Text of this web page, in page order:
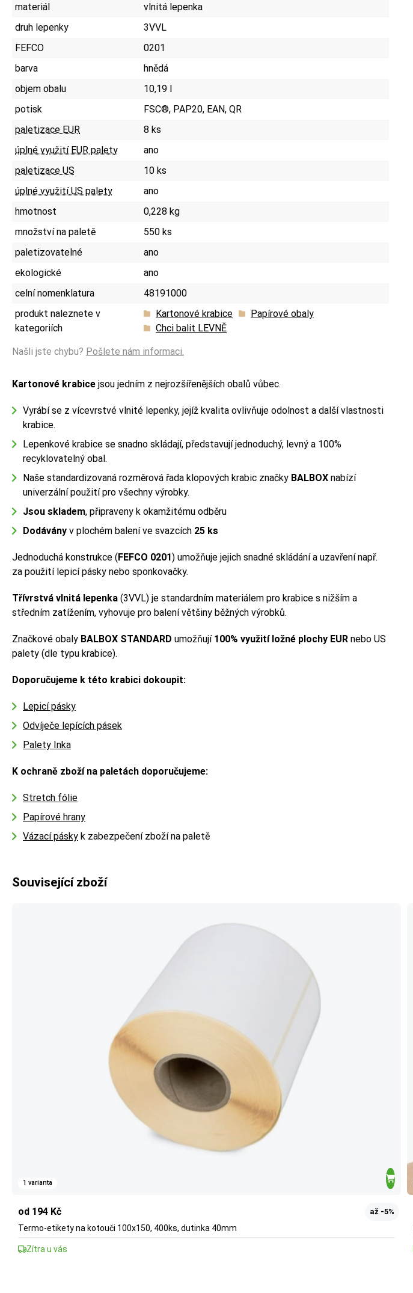
materiál
vlnitá lepenka
druh lepenky
3VVL
FEFCO
0201
barva
hnědá
objem obalu
10,19 l
potisk
FSC®, PAP20, EAN, QR
paletizace EUR
8 ks
úplné využití EUR palety
ano
paletizace US
10 ks
úplné využití US palety
ano
hmotnost
0,228 kg
množství na paletě
550 ks
paletizovatelné
ano
ekologické
ano
celní nomenklatura
48191000
produkt naleznete v
kategoriích
Kartonové krabice
Papírové obaly
Chci balit LEVNĚ
Našli jste chybu? Pošlete nám informaci.
Kartonové krabice jsou jedním z nejrozšířenějších obalů vůbec.
Vyrábí se z vícevrstvé vlnité lepenky, jejíž kvalita ovlivňuje odolnost a další vlastnosti
krabice.
Lepenkové krabice se snadno skládají, představují jednoduchý, levný a 100%
recyklovatelný obal.
Naše standardizovaná rozměrová řada klopových krabic značky BALBOX nabízí
univerzální použití pro všechny výrobky.
Jsou skladem, připraveny k okamžitému odběru
Dodávány v plochém balení ve svazcích 25 ks
Jednoduchá konstrukce (FEFCO 0201) umožňuje jejich snadné skládání a uzavření např.
za použití lepicí pásky nebo sponkovačky.
Třívrstvá vlnitá lepenka (3VVL) je standardním materiálem pro krabice s nižším a
středním zatížením, vyhovuje pro balení většiny běžných výrobků.
Značkové obaly BALBOX STANDARD umožňují 100% využití ložné plochy EUR nebo US
palety (dle typu krabice).
Doporučujeme k této krabici dokoupit:
Lepicí pásky
Odvíječe lepících pásek
Palety Inka
K ochraně zboží na paletách doporučujeme:
Stretch fólie
Papírové hrany
Vázací pásky k zabezpečení zboží na paletě
Související zboží
1 varianta
od 194 Kč až -5%
Termo-etikety na kotouči 100x150, 400ks, dutinka 40mm
Zítra u vás